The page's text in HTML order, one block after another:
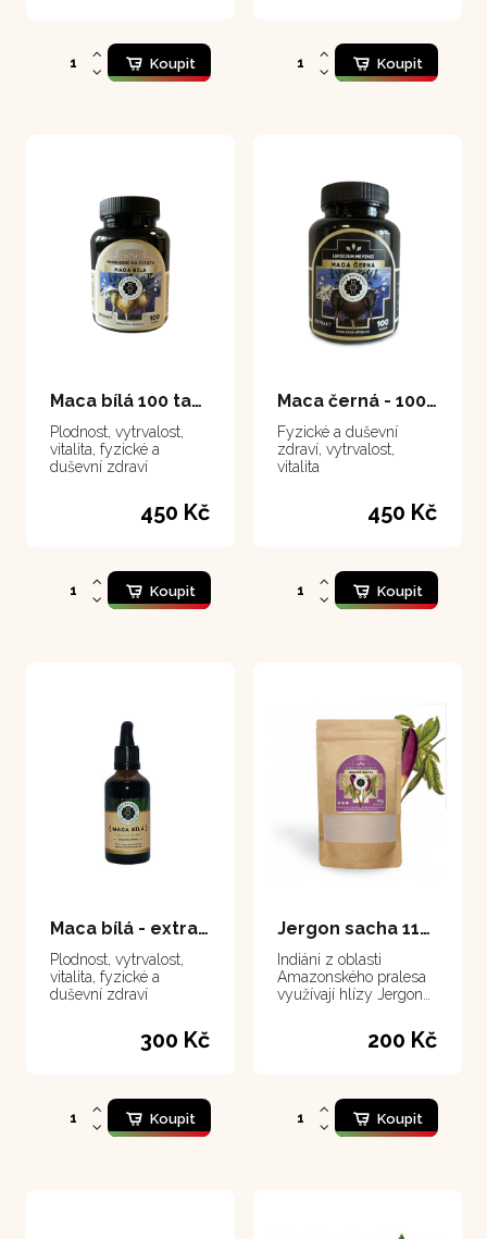
Koupit Koupit
Maca bílá 100 tablet
Plodnost, vytrvalost,
vitalita, fyzické a
duševní zdraví
450 Kč
Koupit
Maca černá - 100 tablet
Fyzické a duševní
zdraví, vytrvalost,
vitalita
450 Kč
Koupit
Maca bílá - extrakt 50 ml
Plodnost, vytrvalost,
vitalita, fyzické a
duševní zdraví
300 Kč
Koupit
Jergon sacha 111 g
Indiáni z oblasti
Amazonského pralesa
využívají hlízy Jergon
pavoučího nebo hadího
200 Kč
Koupit